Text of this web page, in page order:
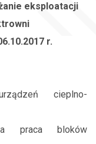
eksploatacji
r.
cieplno-
praca bloków